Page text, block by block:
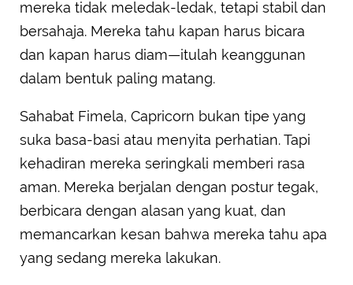
mereka tidak meledak-ledak, tetapi stabil dan
bersahaja. Mereka tahu kapan harus bicara
dan kapan harus diam—itulah keanggunan
dalam bentuk paling matang.
Sahabat Fimela, Capricorn bukan tipe yang
suka basa-basi atau menyita perhatian. Tapi
kehadiran mereka seringkali memberi rasa
aman. Mereka berjalan dengan postur tegak,
berbicara dengan alasan yang kuat, dan
memancarkan kesan bahwa mereka tahu apa
yang sedang mereka lakukan.